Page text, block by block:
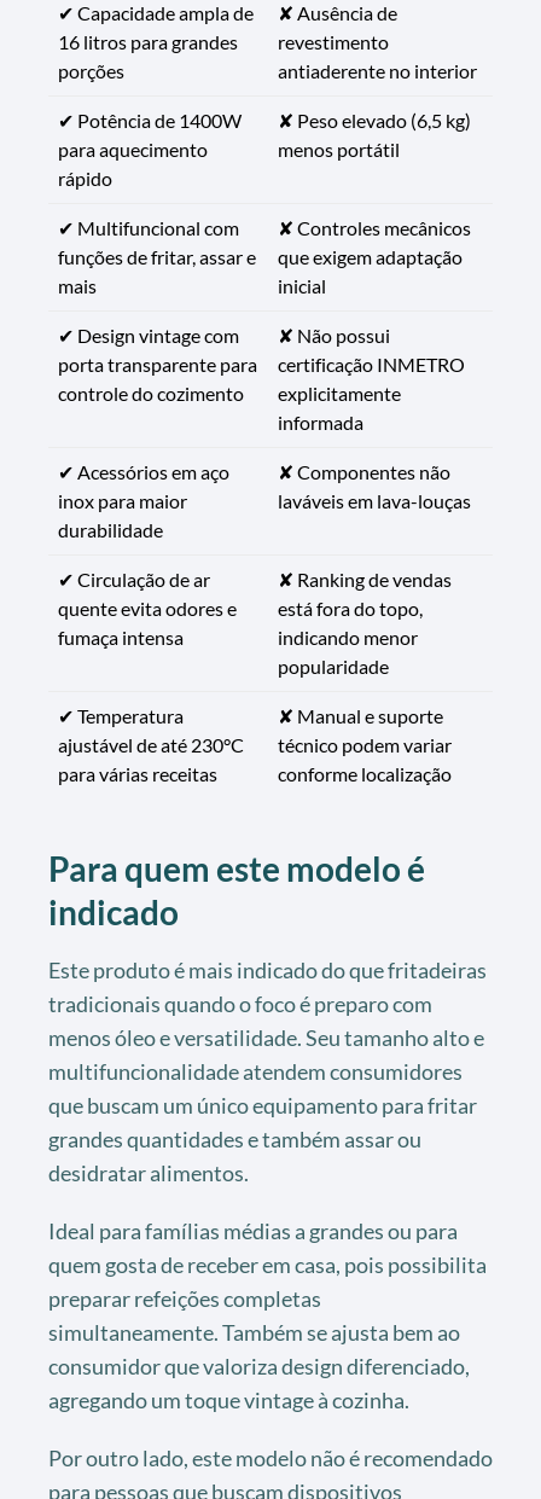
✔ Capacidade ampla de
16 litros para grandes
porções
✘ Ausência de
revestimento
antiaderente no interior
✔ Potência de 1400W
para aquecimento
rápido
✘ Peso elevado (6,5 kg)
menos portátil
✔ Multifuncional com
funções de fritar, assar e
mais
✘ Controles mecânicos
que exigem adaptação
inicial
✔ Design vintage com
porta transparente para
controle do cozimento
✘ Não possui
certificação INMETRO
explicitamente
informada
✔ Acessórios em aço
inox para maior
durabilidade
✘ Componentes não
laváveis em lava-louças
✔ Circulação de ar
quente evita odores e
fumaça intensa
✘ Ranking de vendas
está fora do topo,
indicando menor
popularidade
✔ Temperatura
ajustável de até 230°C
para várias receitas
✘ Manual e suporte
técnico podem variar
conforme localização
Para quem este modelo é
indicado
Este produto é mais indicado do que fritadeiras
tradicionais quando o foco é preparo com
menos óleo e versatilidade. Seu tamanho alto e
multifuncionalidade atendem consumidores
que buscam um único equipamento para fritar
grandes quantidades e também assar ou
desidratar alimentos.
Ideal para famílias médias a grandes ou para
quem gosta de receber em casa, pois possibilita
preparar refeições completas
simultaneamente. Também se ajusta bem ao
consumidor que valoriza design diferenciado,
agregando um toque vintage à cozinha.
Por outro lado, este modelo não é recomendado
para pessoas que buscam dispositivos